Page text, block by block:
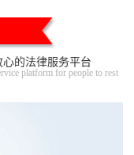
的法律服务平台
platform for people to rest